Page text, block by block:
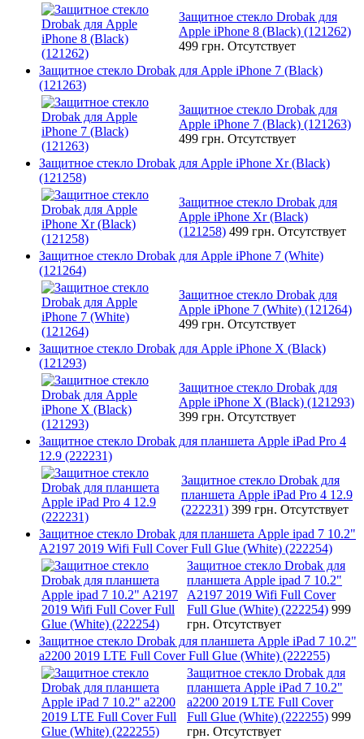
Защитное стекло Drobak для
Apple iPhone 8 (Black) (121262)
499 грн. Отсутствует
Защитное стекло Drobak для Apple iPhone 7 (Black)
(121263)
Защитное стекло Drobak для
Apple iPhone 7 (Black) (121263)
499 грн. Отсутствует
Защитное стекло Drobak для Apple iPhone Xr (Black)
(121258)
Защитное стекло Drobak для
Apple iPhone Xr (Black)
(121258) 499 грн. Отсутствует
Защитное стекло Drobak для Apple iPhone 7 (White)
(121264)
Защитное стекло Drobak для
Apple iPhone 7 (White) (121264)
499 грн. Отсутствует
Защитное стекло Drobak для Apple iPhone X (Black)
(121293)
Защитное стекло Drobak для
Apple iPhone X (Black) (121293)
399 грн. Отсутствует
Защитное стекло Drobak для планшета Apple iPad Pro 4
12.9 (222231)
Защитное стекло Drobak для
планшета Apple iPad Pro 4 12.9
(222231) 399 грн. Отсутствует
Защитное стекло Drobak для планшета Apple ipad 7 10.2"
A2197 2019 Wifi Full Cover Full Glue (White) (222254)
Защитное стекло Drobak для
планшета Apple ipad 7 10.2"
A2197 2019 Wifi Full Cover
Full Glue (White) (222254) 999
грн. Отсутствует
Защитное стекло Drobak для планшета Apple iPad 7 10.2"
a2200 2019 LTE Full Cover Full Glue (White) (222255)
Защитное стекло Drobak для
планшета Apple iPad 7 10.2"
a2200 2019 LTE Full Cover
Full Glue (White) (222255) 999
грн. Отсутствует